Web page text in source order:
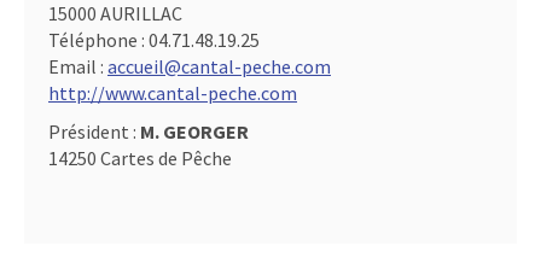
15000 AURILLAC
Téléphone : 04.71.48.19.25
Email : accueil@cantal-peche.com
http://www.cantal-peche.com
Président : M. GEORGER
14250 Cartes de Pêche